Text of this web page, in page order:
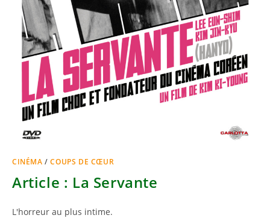
CINÉMA /COUPS DE CŒUR
Article : La Servante
L'horreur au plus intime.